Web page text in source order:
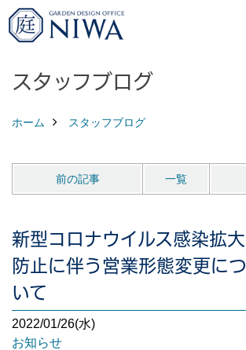
スタッフブログ
ホーム スタッフブログ
前の記事 一覧
新型コロナウイルス感染拡大
防止に伴う営業形態変更につ
いて
2022/01/26(水)
お知らせ